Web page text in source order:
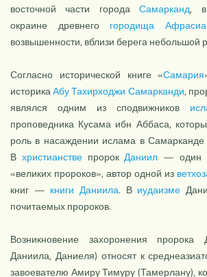
восточной части городаСамарканд, в
окраине древнего городища
возвышенности, вблизи берега небольшой
Согласно исторической книге «Самария
историкаАбу Тахирходжи Самарканди,
являлся одним из сподвижников
проповедника Кусама ибн Аббаса,
роль в насаждении ислама в Самарканде
В христианствепророкДаниил — один
«великих пророков», автор одной из
книг — книги Даниила. В иудаизме
почитаемых пророков.
Возникновение захоронения пророка
Даниила, Даниеля) относят к
завоевателю Амиру Тимуру (Тамерлану),